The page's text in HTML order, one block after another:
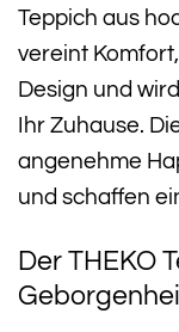
Teppich aus
vereint
Design und
Ihr Zuhause.
angenehme
und schaffen
Der THEKO